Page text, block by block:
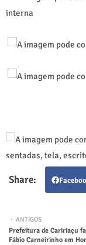
ANTIGOS
Prefeitura de Caririaçu
Fábio Carneirinho em